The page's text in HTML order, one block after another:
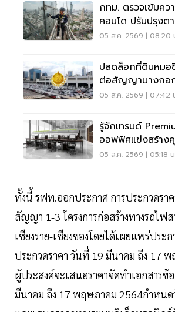
กทม. ตรวจเข้มค
คอนโด ปรับปรุงต
เคร่งครัด
05 ส.ค. 2569 | 08:20
ปลดล็อกที่ดินหมอ
ต่อสัญญาบางกอ
บิ๊กโปรเจ็กต์
05 ส.ค. 2569 | 07:42
รู้จักเทรนด์
ออฟฟิศแข่งสร้าง
ทำเล-ค่าเช่า
05 ส.ค. 2569 | 05:18
ทั้งนี้ รฟท.ออกประกาศ การประกวดรา
สัญญา 1-3 โครงการก่อสร้างทางรถไฟ
เชียงราย-เชียงของโดยได้เผยแพร่ประ
ประกวดราคา วันที่ 19 มีนาคม ถึง 17
ผู้ประสงค์จะเสนอราคาจัดทำเอกสารข้
มีนาคม ถึง 17 พฤษภาคม 2564กำหน